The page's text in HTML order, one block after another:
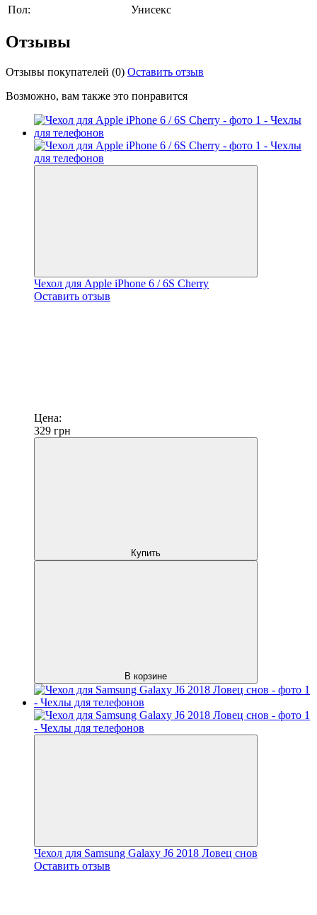
Пол: Унисекс
Отзывы
Отзывы покупателей (0) Оставить отзыв
Возможно, вам также это понравится
Чехол для Apple iPhone 6 / 6S Cherry
Оставить отзыв
Цена:
329 грн
Купить
В корзине
Чехол для Samsung Galaxy J6 2018 Ловец снов
Оставить отзыв